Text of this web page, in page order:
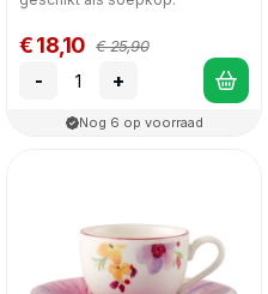
€ 18,10 € 25,90
- +
Nog 6 op voorraad